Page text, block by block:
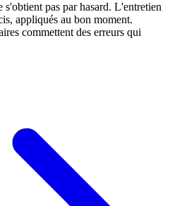
pas par hasard. L'entretien
appliqués au bon moment.
commettent des erreurs qui